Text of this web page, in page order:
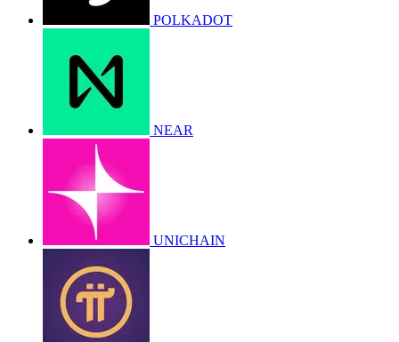
POLKADOT
NEAR
UNICHAIN